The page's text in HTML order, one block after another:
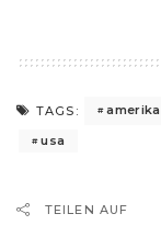
TAGS: amerika
usa
TEILEN AUF